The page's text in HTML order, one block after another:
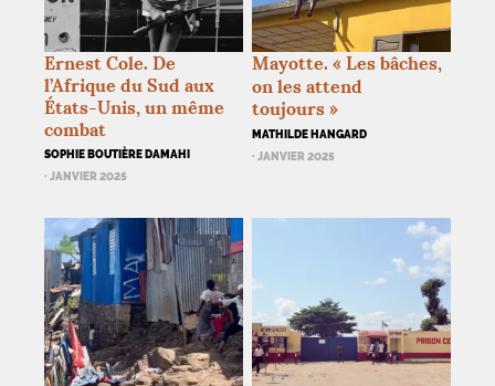
Ernest Cole. De
l’Afrique du Sud aux
États-Unis, un même
combat
SOPHIE BOUTIÈRE DAMAHI
· JANVIER 2025
Mayotte. « Les bâches,
on les attend
toujours »
MATHILDE HANGARD
· JANVIER 2025